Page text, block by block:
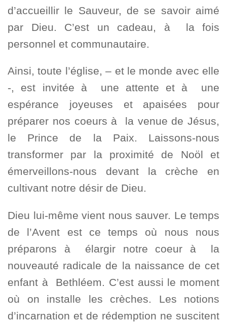
d’accueillir le Sauveur, de se savoir aimé
par Dieu. C’est un cadeau, à la fois
personnel et communautaire.
Ainsi, toute l’église, – et le monde avec elle
-, est invitée à une attente et à une
espérance joyeuses et apaisées pour
préparer nos coeurs à la venue de Jésus,
le Prince de la Paix. Laissons-nous
transformer par la proximité de Noöl et
émerveillons-nous devant la crèche en
cultivant notre désir de Dieu.
Dieu lui-même vient nous sauver. Le temps
de l’Avent est ce temps où nous nous
préparons à élargir notre coeur à la
nouveauté radicale de la naissance de cet
enfant à Bethléem. C’est aussi le moment
où on installe les crèches. Les notions
d’incarnation et de rédemption ne suscitent